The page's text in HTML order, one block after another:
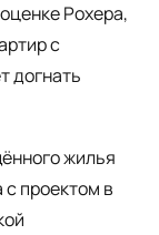
Рохера,
с
догнать
жилья
проектом в